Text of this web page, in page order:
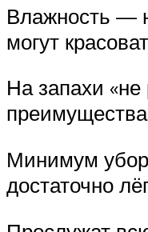
Влажность —
могут
На запахи
Минимум
достаточно